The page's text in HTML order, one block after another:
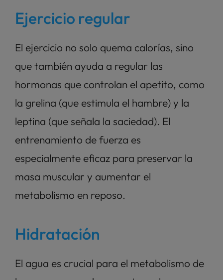
Ejercicio regular
El ejercicio no solo quema calorías, sino
que también ayuda a regular las
hormonas que controlan el apetito, como
la grelina (que estimula el hambre) y la
leptina (que señala la saciedad). El
entrenamiento de fuerza es
especialmente eficaz para preservar la
masa muscular y aumentar el
metabolismo en reposo.
Hidratación
El agua es crucial para el metabolismo de